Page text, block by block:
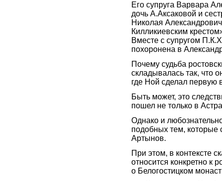
Его супруга Варвара
дочь А.Аксаковой и
Николая
Килликиевским
Вместе с супругом
похоронена в
Почему судьба
складывалась так, что
где Ной сделал первую
Быть может, это
пошел не только в
Однако и
подобных тем, которые
Артынов.
При этом, в контексте
относится конкретно к
о Белогостицком